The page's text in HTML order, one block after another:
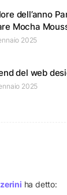
dell’anno
Mocha
2025
del web
2025
ha detto: